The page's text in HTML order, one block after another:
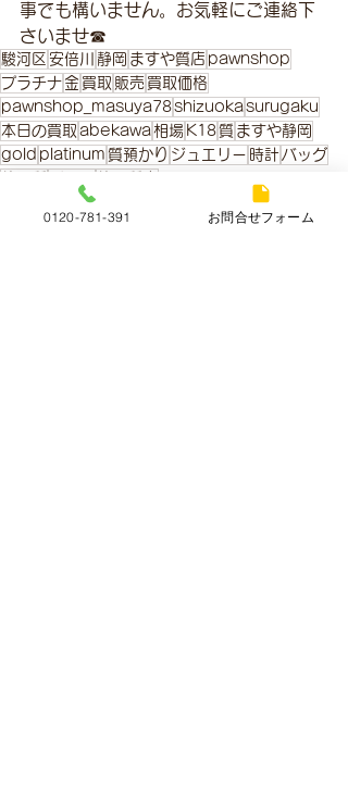
事でも構いません。お気軽にご連絡下
さいませ☎
駿河区 安倍川 静岡 ますや質店 pawnshop
プラチナ 金 買取 販売 買取価格
pawnshop_masuya78shizuokasurugaku
本日の買取 abekawa相場 K18質 ますや静岡
gold platinum 質預かり ジュエリー 時計 バッグ
0120-781-391 お問合せフォーム